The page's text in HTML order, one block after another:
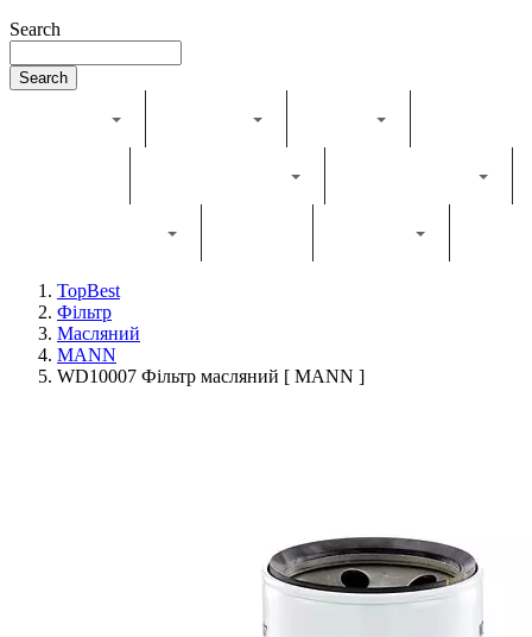
Search
Search
TopBest
Фільтр
Масляний
MANN
WD10007 Фільтр масляний [ MANN ]